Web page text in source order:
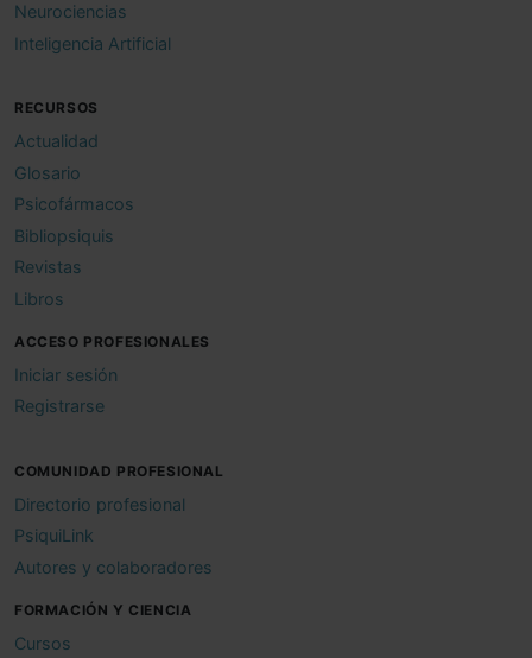
Neurociencias
Inteligencia Artificial
RECURSOS
Actualidad
Glosario
Psicofármacos
Bibliopsiquis
Revistas
Libros
ACCESO PROFESIONALES
Iniciar sesión
Registrarse
COMUNIDAD PROFESIONAL
Directorio profesional
PsiquiLink
Autores y colaboradores
FORMACIÓN Y CIENCIA
Cursos